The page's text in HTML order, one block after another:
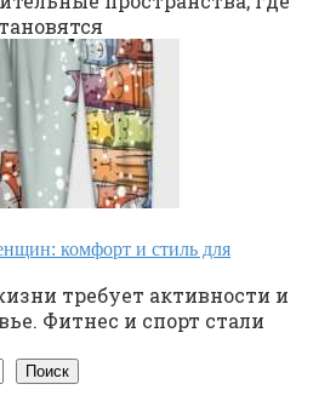
комфорт и стиль для
требует активности и
Фитнес и спорт стали
Поиск